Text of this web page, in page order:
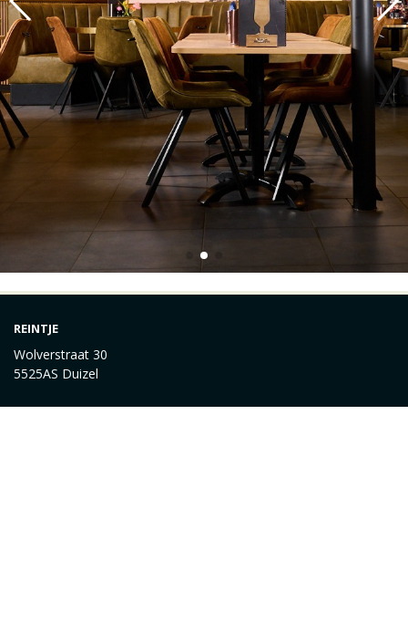
REINTJE
Wolverstraat 30
5525AS Duizel
0497-514883